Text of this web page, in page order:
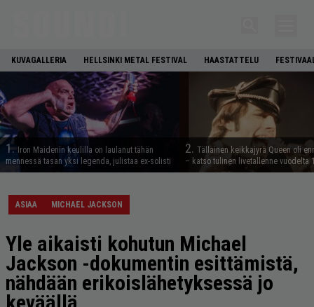
KUVAGALLERIA HELLSINKI METAL FESTIVAL HAASTATTELU
1. Iron Maidenin keulilla on laulanut tähän
mennessä tasan yksi legenda, julistaa ex-solisti
2. Tällainen keikkajyrä Queen oli
– katso tulinen livetallenne vuodelta
ASIAA MICHAEL JACKSON
Yle aikaisti kohutun Michael
Jackson -dokumentin esittämistä,
nähdään erikoislähetyksessä jo